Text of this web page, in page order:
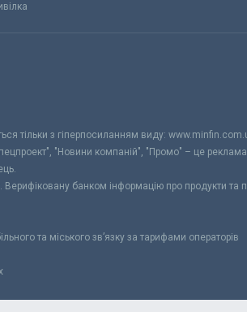
тільки з гіперпосиланням виду:
"Новини компаній", "Промо" – це
Верифіковану банком інформацію про продукти
та міського зв’язку за тарифами операторів